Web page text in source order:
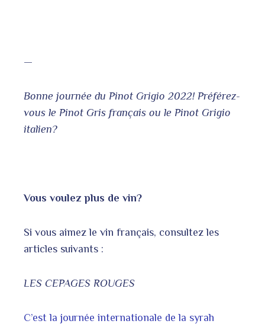
—
Bonne journée du Pinot Grigio 2022! Préférez-
vous le Pinot Gris français ou le Pinot Grigio
italien?
Vous voulez plus de vin?
Si vous aimez le vin français, consultez les
articles suivants :
LES CEPAGES ROUGES
C’est la journée internationale de la syrah